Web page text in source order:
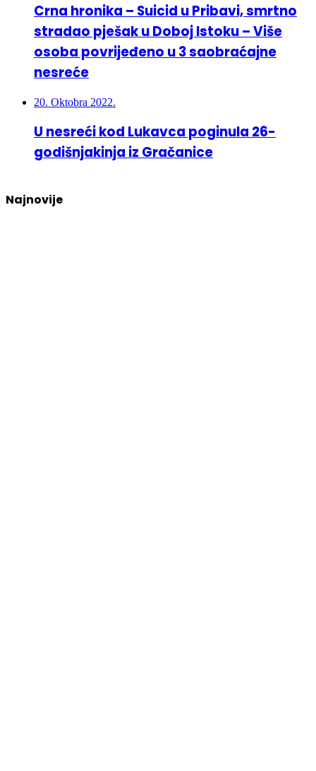
Crna hronika – Suicid u Pribavi, smrtno
stradao pješak u Doboj Istoku – Više
osoba povrijeđeno u 3 saobraćajne
nesreće
20. Oktobra 2022.
U nesreći kod Lukavca poginula 26-
godišnjakinja iz Gračanice
Najnovije